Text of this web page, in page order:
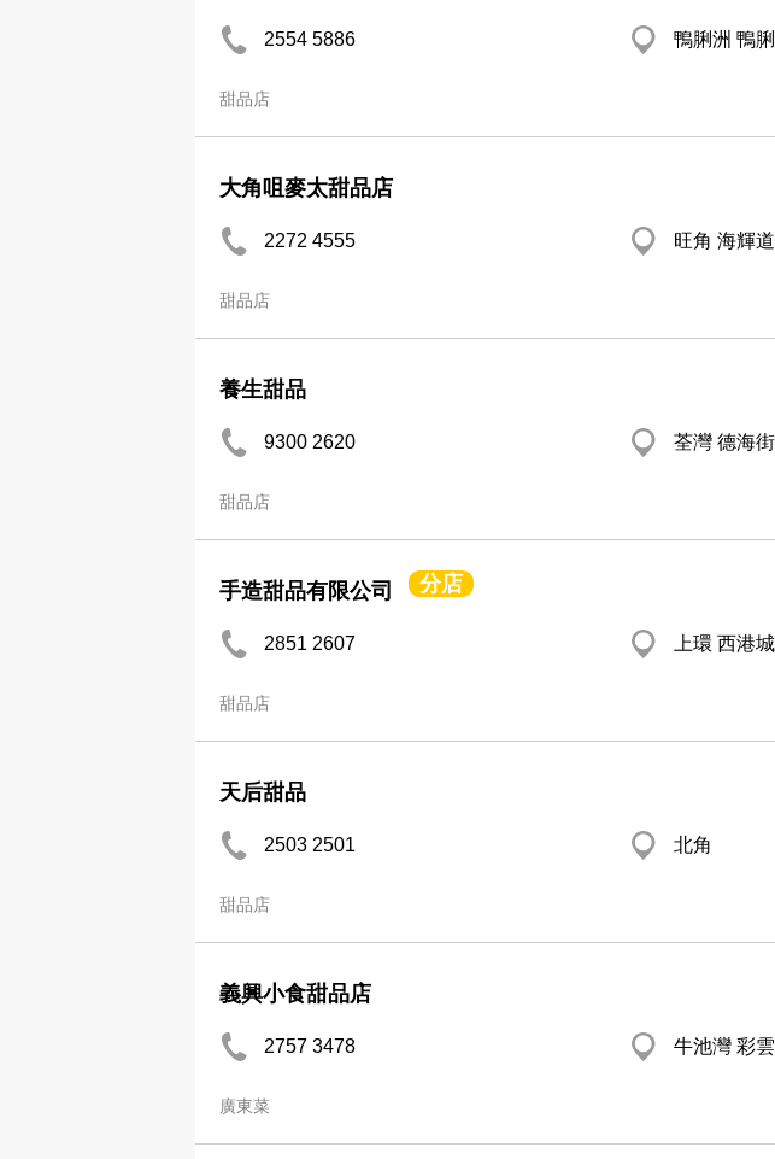
2554 5886 鴨脷洲 鴨
甜品店
大角咀麥太甜品店
2272 4555 旺角 海輝
甜品店
養生甜品
9300 2620 荃灣 德海
甜品店
手造甜品有限公司 分店
2851 2607 上環 西港城
甜品店
天后甜品
2503 2501 北角
甜品店
義興小食甜品店
2757 3478 牛池灣 彩
廣東菜